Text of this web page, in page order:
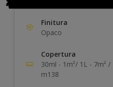
Finitura
Opaco
Copertura
30ml - 1m²/ 1L - 7m²
m138